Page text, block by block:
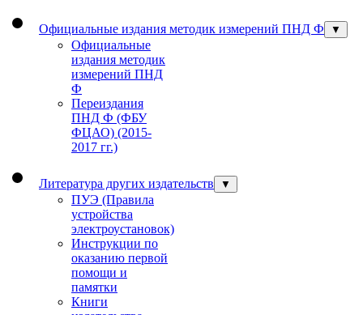
Официальные издания методик измерений ПНД Ф ▼
Официальные
издания методик
измерений ПНД
Ф
Переиздания
ПНД Ф (ФБУ
ФЦАО) (2015-
2017 гг.)
Литература других издательств ▼
ПУЭ (Правила
устройства
электроустановок)
Инструкции по
оказанию первой
помощи и
памятки
Книги